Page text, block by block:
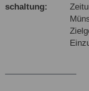
schal­tung: